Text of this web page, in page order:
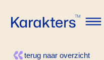
Karakters
terug naar overzicht